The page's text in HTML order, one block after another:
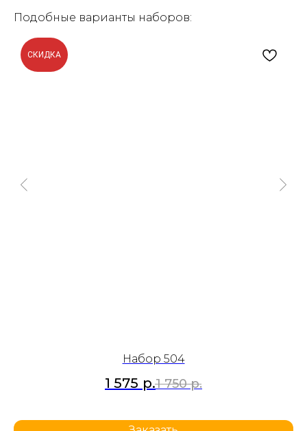
Подобные варианты наборов:
СКИДКА
Набор 504
1 575 р.1 750 р.